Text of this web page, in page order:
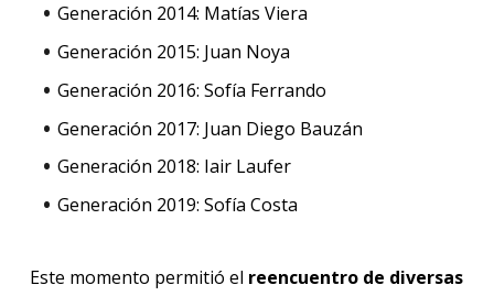
Generación 2014: Matías Viera
Generación 2015: Juan Noya
Generación 2016: Sofía Ferrando
Generación 2017: Juan Diego Bauzán
Generación 2018: Iair Laufer
Generación 2019: Sofía Costa
Este momento permitió el reencuentro de diversas